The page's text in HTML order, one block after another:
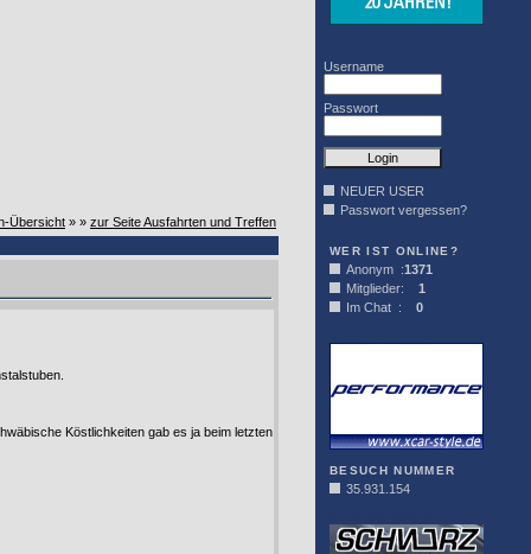
Übersicht » » zur Seite Ausfahrten und Treffen
Köstlichkeiten gab es ja beim letzten
Username
Passwort
NEUER USER
Passwort vergessen?
WER IST ONLINE?
Anonym :1371
Mitglieder: 1
Im Chat : 0
BESUCH NUMMER
35.931.154